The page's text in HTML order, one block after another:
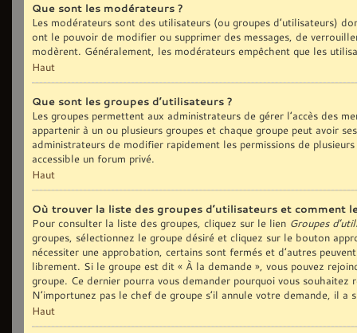
Que sont les modérateurs ?
Les modérateurs sont des utilisateurs (ou groupes d’utilisateurs)
ont le pouvoir de modifier ou supprimer des messages, de
modèrent. Généralement, les modérateurs empêchent que les
Haut
Que sont les groupes d’utilisateurs ?
Les groupes permettent aux administrateurs de gérer l’accès des
appartenir à un ou plusieurs groupes et chaque groupe peut avoir
administrateurs de modifier rapidement les permissions de
accessible un forum privé.
Haut
Où trouver la liste des groupes d’utilisateurs et comment
Pour consulter la liste des groupes, cliquez sur le lien Groupes
groupes, sélectionnez le groupe désiré et cliquez sur le bouton
nécessiter une approbation, certains sont fermés et d’autres
librement. Si le groupe est dit « À la demande », vous pouvez
groupe. Ce dernier pourra vous demander pourquoi vous
N’importunez pas le chef de groupe s’il annule votre demande, il a
Haut